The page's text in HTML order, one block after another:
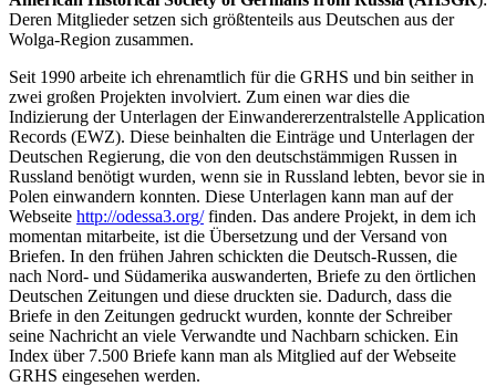
Deren Mitglieder setzen sich größtenteils aus Deutschen aus der
Wolga-Region zusammen.
Seit 1990 arbeite ich ehrenamtlich für die GRHS und bin seither in
zwei großen Projekten involviert. Zum einen war dies die
Indizierung der Unterlagen derEinwandererzentralstelle Application
Records (EWZ). Diese beinhalten die Einträge und Unterlagen der
Deutschen Regierung, die von den deutschstämmigen Russen in
Russland benötigt wurden, wenn sie in Russland lebten, bevor sie in
Polen einwandern konnten. Diese Unterlagen kann man auf der
Webseite http://odessa3.org/finden. Das andere Projekt, in dem ich
momentan mitarbeite, ist die Übersetzung und der Versand von
Briefen. In den frühen Jahren schickten die Deutsch-Russen, die
nach Nord- und Südamerika auswanderten, Briefe zu den örtlichen
Deutschen Zeitungen und diese druckten sie. Dadurch, dass die
Briefe in den Zeitungen gedruckt wurden, konnte der Schreiber
seine Nachricht an viele Verwandte und Nachbarn schicken. Ein
Index über 7.500 Briefe kann man als Mitglied auf der Webseite
GRHS eingesehen werden.